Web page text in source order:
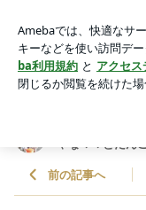
りヘルシーフライパ
ャルブログ「しゃな
ered by Ameba
アプリをダウンロー
ょう。
ゃなママとだん
前の記事へ